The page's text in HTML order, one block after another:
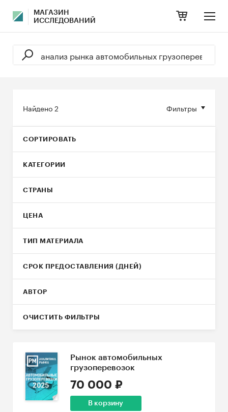
МАГАЗИН
ИССЛЕДОВАНИЙ
Фильтры
Найдено2
СОРТИРОВАТЬ
КАТЕГОРИИ
СТРАНЫ
ЦЕНА
ТИП МАТЕРИАЛА
СРОК ПРЕДОСТАВЛЕНИЯ (ДНЕЙ)
АВТОР
ОЧИСТИТЬ ФИЛЬТРЫ
Рынок автомобильных
грузоперевозок
70 000 ₽
В корзину